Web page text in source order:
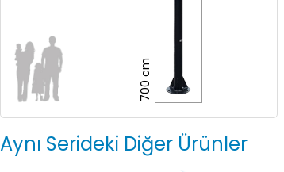
700 cm
Aynı Serideki Diğer Ürünler